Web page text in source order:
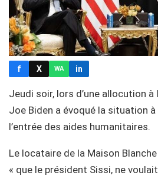
f X WA in
Jeudi soir, lors d’une allocution
Joe Biden a évoqué la situation
l’entrée des aides humanitaires.
Le locataire de la Maison
« que le président Sissi, ne